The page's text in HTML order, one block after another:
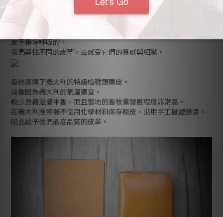
**／手作夢／**
皮革是會呼吸的。
我們尋找不同的皮革，去感受它們的質感與細膩。
最終選擇了義大利的特級植鞣頭層皮。
這是因為義大利的氣溫適宜。
較少昆蟲滋擾牛隻，而且當地的畜牧業發展程度非常高。
在義大利推崇著不使用化學材料保存原皮，沿用手工撒鹽醃漬。
因此給予我們最高品質的皮革。